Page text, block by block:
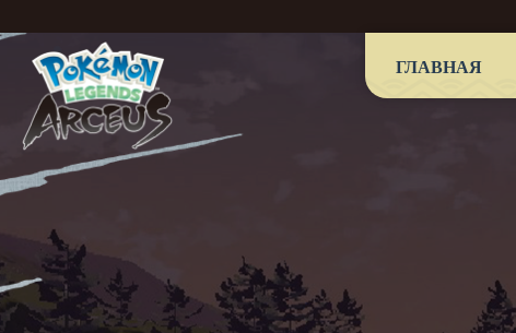
ГЛАВНАЯ